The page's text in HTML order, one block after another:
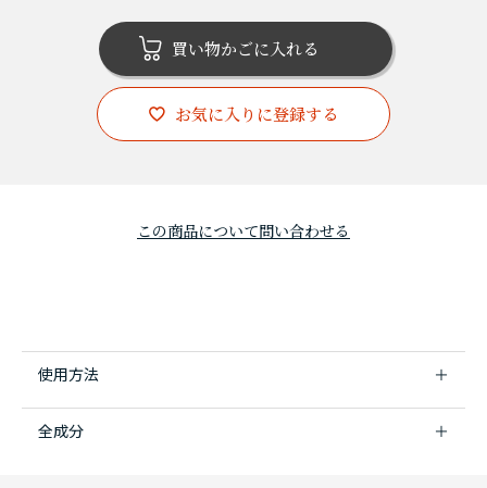
お気に入りに登録する
この商品について問い合わせる
使用方法
全成分